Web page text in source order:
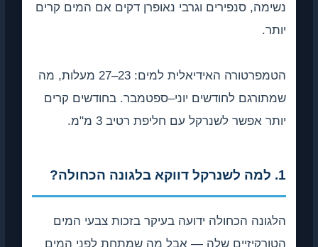
נשימה, סנפירים וגרבי נאופרן דקים אם המים קרים
יותר.
הטמפרטורה האידיאלית למים: 23–27 מעלות, מה
שמתורגם לחודשים יוני–ספטמבר. בחודשים קרים
יותר אפשר לשנרקל עם חליפת רטיב 3 מ"מ.
1. למה לשנרקל דווקא בלגונה הכחולה?
הלגונה הכחולה ידועה בעיקר בזכות צבעי המים
הטורקיזיים שלה — אבל מה שמתחת לפני המים